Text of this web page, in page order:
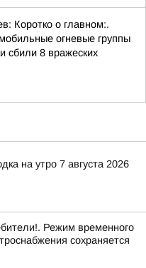
Коротко о главном:.
огневые группы
сбили 8 вражеских
на утро 7 августа 2026
Режим временного
сохраняется